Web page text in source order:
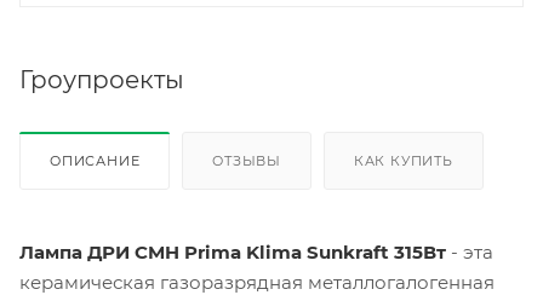
Гроупроекты
ОПИСАНИЕ ОТЗЫВЫ КАК КУПИТЬ
Лампа ДРИ CMH Prima Klima Sunkraft 315Вт - эта
керамическая газоразрядная металлогалогенная